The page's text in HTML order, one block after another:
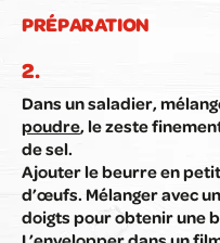
PRÉPARATION
Dans un saladier,
poudre, le zeste
de sel.
Ajouter le beurre en
d’œufs. Mélanger avec
doigts pour obtenir une